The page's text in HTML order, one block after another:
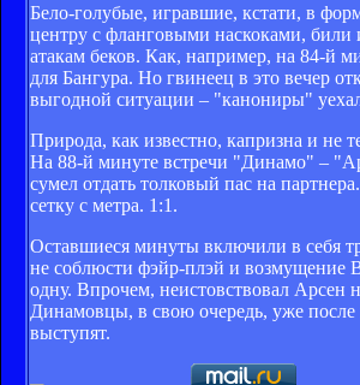
Бело-голубые, игравшие, кстати, в
центру с фланговыми наскоками, били
атакам беков. Как, например, на 84-й
для Бангура. Но гвинеец в это вечер
выгодной ситуации – "канониры"
Природа, как известно, капризна и не
На 88-й минуте встречи "Динамо" –
сумел отдать толковый пас на
сетку с метра. 1:1.
Оставшиеся минуты включили в себя
не соблюсти фэйр-плэй и возмущение
одну. Впрочем, неистовствовал Арсен
Динамовцы, в свою очередь, уже после
выступят.